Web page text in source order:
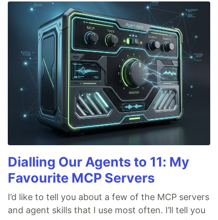
Dialling Our Agents to 11: My
Favourite MCP Servers
I’d like to tell you about a few of the MCP servers
and agent skills that I use most often. I’ll tell you